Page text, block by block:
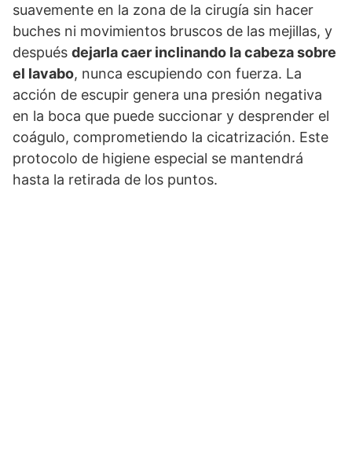
suavemente en la zona de la cirugía sin hacer
buches ni movimientos bruscos de las mejillas, y
después dejarla caer inclinando la cabeza sobre
el lavabo, nunca escupiendo con fuerza. La
acción de escupir genera una presión negativa
en la boca que puede succionar y desprender el
coágulo, comprometiendo la cicatrización. Este
protocolo de higiene especial se mantendrá
hasta la retirada de los puntos.